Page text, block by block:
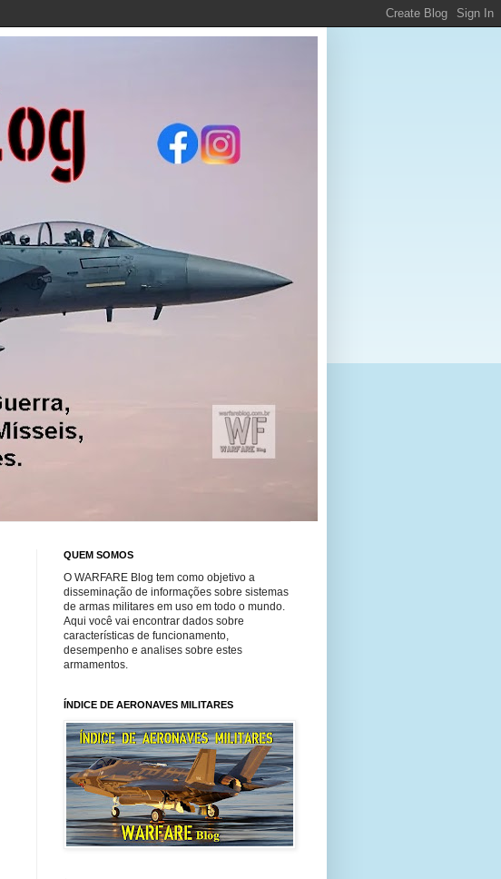
QUEM SOMOS
O WARFARE Blog tem como objetivo a
disseminação de informações sobre sistemas
de armas militares em uso em todo o mundo.
Aqui você vai encontrar dados sobre
características de funcionamento,
desempenho e analises sobre estes
armamentos.
ÍNDICE DE AERONAVES MILITARES